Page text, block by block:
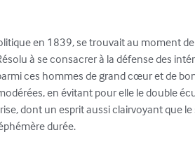
en 1839, se trouvait au moment
à se consacrer à la défense des
ces hommes de grand cœur et de
en évitant pour elle le double
dont un esprit aussi clairvoyant que
durée.